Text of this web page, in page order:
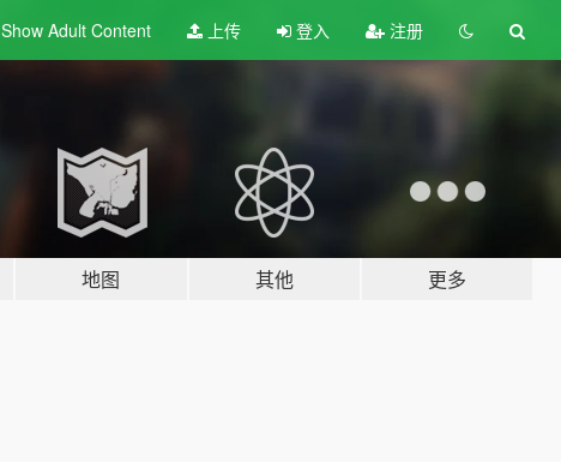
Show Adult Content 上传 登入 注册
地图 其他 更多